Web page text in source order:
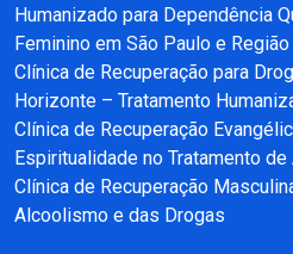
Humanizado para Dependência
Feminino em São Paulo e Região
Clínica de Recuperação para
Horizonte – Tratamento
Clínica de Recuperação
Espiritualidade no Tratamento
Clínica de Recuperação
Alcoolismo e das Drogas